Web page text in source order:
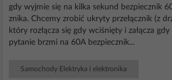
gdy wyjmie się na kilka sekund bezpiecznik
znika. Chcemy zrobić ukryty przełącznik (z
który rozłącza się gdy wciśnięty i załącza
pytanie brzmi na 60A bezpiecznik...
Samochody Elektryka i elektronika